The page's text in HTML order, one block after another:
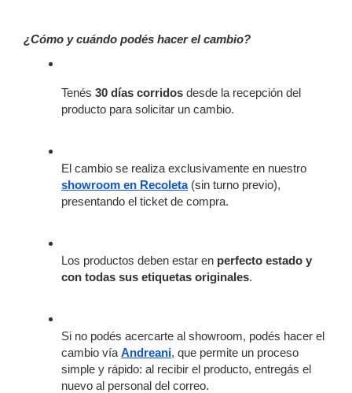
¿Cómo y cuándo podés hacer el cambio?
Tenés 30 días corridos desde la recepción del
producto para solicitar un cambio.
El cambio se realiza exclusivamente en nuestro
showroom en Recoleta (sin turno previo),
presentando el ticket de compra.
Los productos deben estar en perfecto estado y
con todas sus etiquetas originales.
Si no podés acercarte al showroom, podés hacer el
cambio vía Andreani, que permite un proceso
simple y rápido: al recibir el producto, entregás el
nuevo al personal del correo.